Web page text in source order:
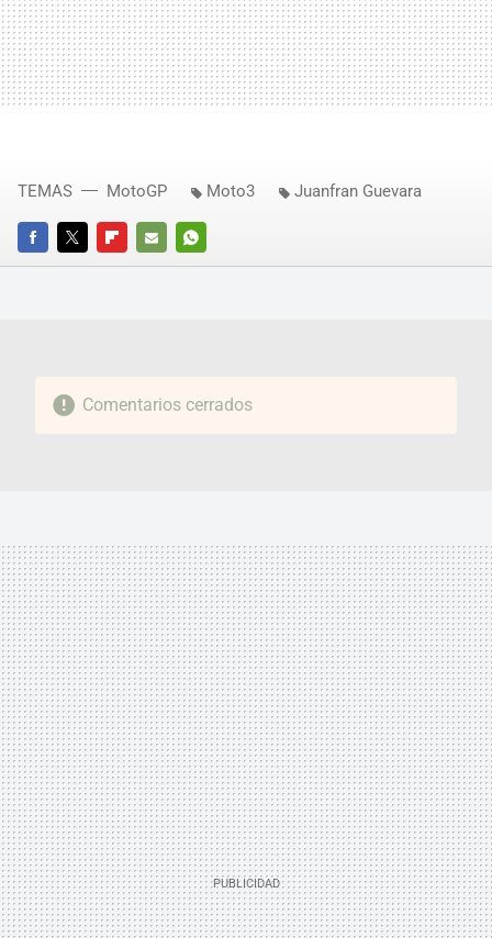
FACEBOOKTWITTERFLIPBOARD
E-
WHATSAPP
TEMAS MotoGP Moto3 Juanfran Guevara
Comentarios cerrados